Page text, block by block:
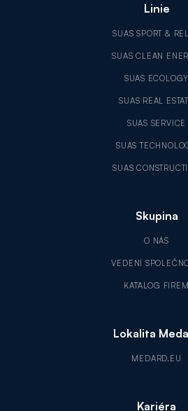
Linie
SUAS SPORT &
SUAS CLEAN
SUAS ECOLOGY
SUAS REAL
SUAS SERVICE
SUAS
SUAS
Skupina
O NÁS
VEDENÍ
KATALOG FIREM
Lokalita
MEDARD.EU
Kariéra